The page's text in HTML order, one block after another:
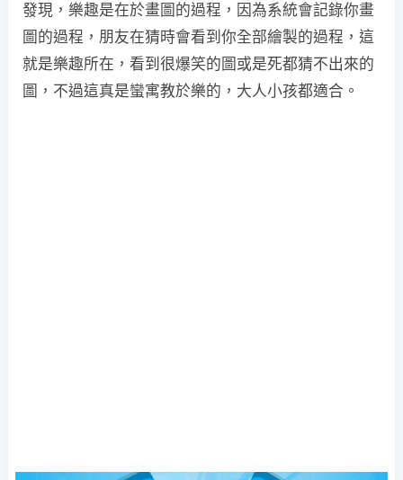
發現，樂趣是在於畫圖的過程，因為系統會記錄你畫
圖的過程，朋友在猜時會看到你全部繪製的過程，這
就是樂趣所在，看到很爆笑的圖或是死都猜不出來的
圖，不過這真是蠻寓教於樂的，大人小孩都適合。